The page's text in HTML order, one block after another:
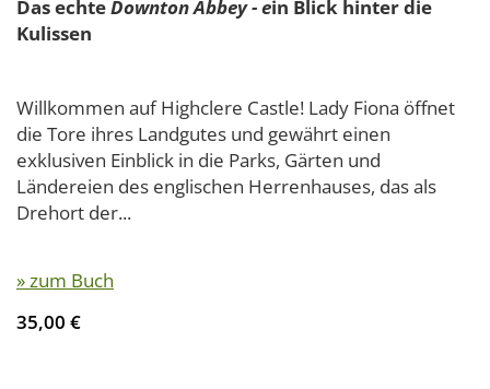
Das echteDownton Abbey - ein Blick hinter die
Kulissen
Willkommen auf Highclere Castle! Lady Fiona öffnet
die Tore ihres Landgutes und gewährt einen
exklusiven Einblick in die Parks, Gärten und
Ländereien des englischen Herrenhauses, das als
Drehort der...
» zum Buch
35,00 €